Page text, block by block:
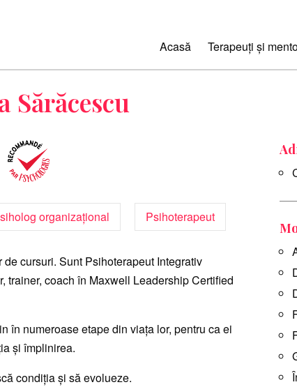
Acasă Terapeuți și
Sărăcescu
organizațional Psihoterapeut
cursuri. Sunt Psihoterapeut Integrativ
trainer, coach în Maxwell Leadership Certified
în numeroase etape din viața lor, pentru ca ei
și împlinirea.
condiția și să evolueze.